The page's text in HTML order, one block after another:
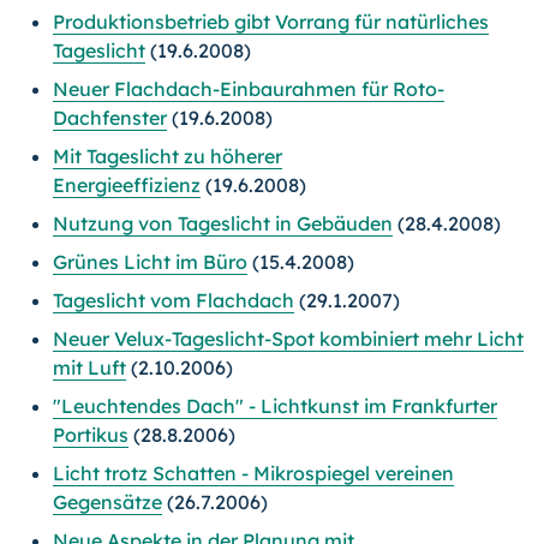
Produktionsbetrieb gibt Vorrang für natürliches
Tageslicht (19.6.2008)
Neuer Flachdach-Einbaurahmen für Roto-
Dachfenster(19.6.2008)
Mit Tageslicht zu höherer
Energieeffizienz (19.6.2008)
Nutzung von Tageslicht in Gebäuden (28.4.2008)
Grünes Licht im Büro (15.4.2008)
Tageslicht vom Flachdach (29.1.2007)
Neuer Velux-Tageslicht-Spot kombiniert mehr Licht
mit Luft (2.10.2006)
"Leuchtendes Dach" - Lichtkunst im Frankfurter
Portikus (28.8.2006)
Licht trotz Schatten - Mikrospiegel vereinen
Gegensätze (26.7.2006)